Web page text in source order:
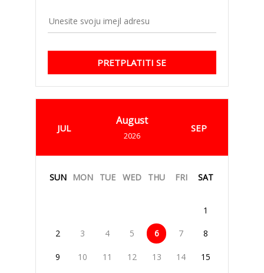
PRETPLATITI SE
JUL
August
2026
SEP
SUN MON TUE WED THU FRI SAT
1
2 3 4 5 6 7 8
9 10 11 12 13 14 15